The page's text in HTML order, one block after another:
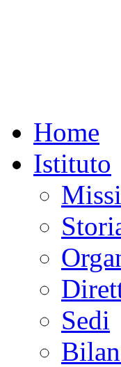
Home
Istituto
Sedi